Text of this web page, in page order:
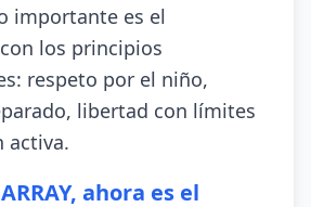
importante es el
los principios
respeto por el niño,
libertad con límites
activa.
ahora es el